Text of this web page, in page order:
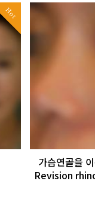
Hot
가슴연골을
Revision